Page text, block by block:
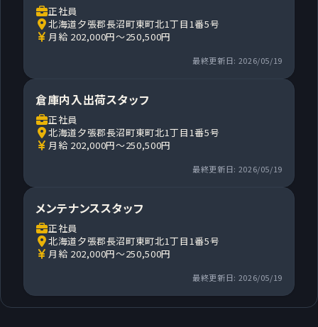
正社員
北海道夕張郡長沼町東町北1丁目1番5号
月給 202,000円～250,500円
最終更新日: 2026/05/19
倉庫内入出荷スタッフ
正社員
北海道夕張郡長沼町東町北1丁目1番5号
月給 202,000円～250,500円
最終更新日: 2026/05/19
メンテナンススタッフ
正社員
北海道夕張郡長沼町東町北1丁目1番5号
月給 202,000円～250,500円
最終更新日: 2026/05/19